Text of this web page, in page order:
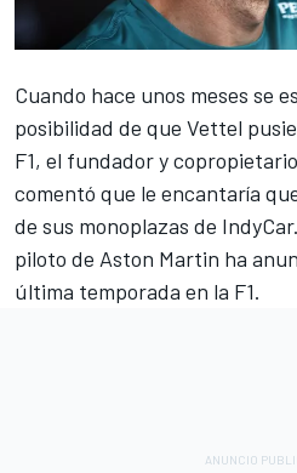
Cuando hace unos meses se
posibilidad de que Vettel
F1, el fundador y
comentó que le encantaría
de sus monoplazas de IndyCar
piloto de Aston Martin ha
última temporada en la F1.